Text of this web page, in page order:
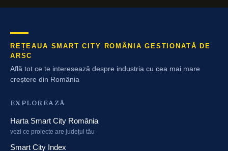
REȚEAUA SMART CITY ROMÂNIA GESTIONATĂ DE
ARSC
Află tot ce te interesează despre industria cu cea mai mare
creștere din România
EXPLOREAZĂ
Harta Smart City România
vezi ce proiecte are județul tău
Smart City Index